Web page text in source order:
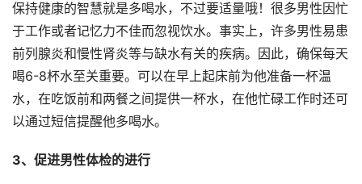
保持健康的智慧就是多喝水，不过要适量哦！很多男性因忙
于工作或者记忆力不佳而忽视饮水。事实上，许多男性易患
前列腺炎和慢性肾炎等与缺水有关的疾病。因此，确保每天
喝6-8杯水至关重要。可以在早上起床前为他准备一杯温
水，在吃饭前和两餐之间提供一杯水，在他忙碌工作时还可
以通过短信提醒他多喝水。
3、促进男性体检的进行